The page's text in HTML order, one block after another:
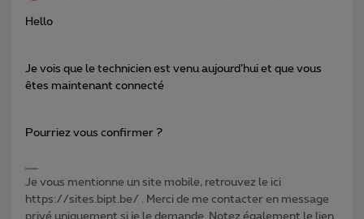
Hello
Je vois que le technicien est venu aujourd’hui et que vous
êtes maintenant connecté
Pourriez vous confirmer ?
Je vous mentionne un site mobile, retrouvez le ici
https://sites.bipt.be/ . Merci de me contacter en message